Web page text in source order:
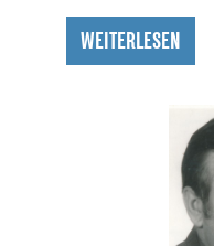
WEITERLESEN